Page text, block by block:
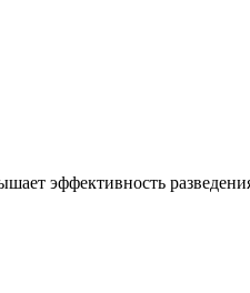
эффективность